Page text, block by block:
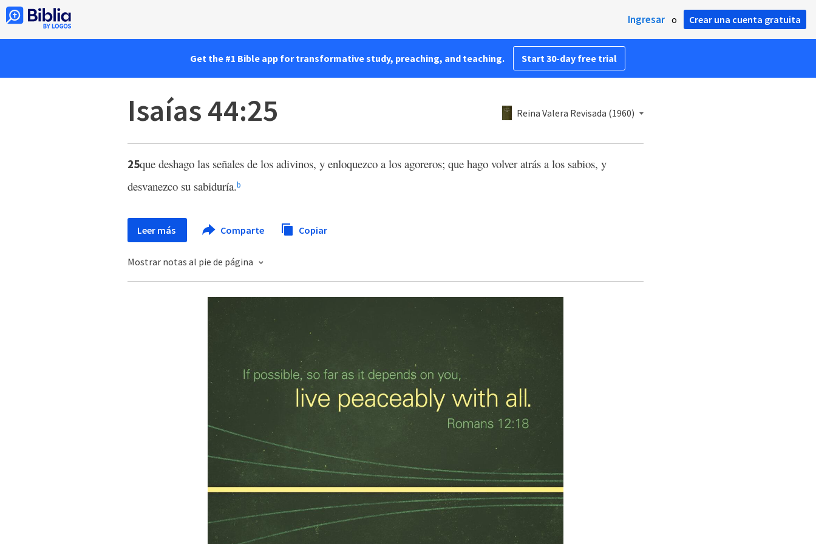
Ingresar o Crear una cuenta gratuita
Get the #1 Bible app for transformative study, preaching, and teaching. Start 30-day free trial
Isaías 44:25 Reina Valera Revisada (1960)
25que deshago las señales de los adivinos, y enloquezco a los agoreros; que hago volver atrás a los sabios, y
desvanezco su sabiduría.b
Leer más Comparte Copiar
Mostrar notas al pie de página